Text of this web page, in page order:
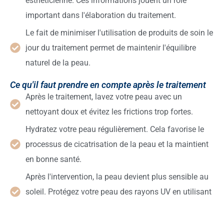
important dans l'élaboration du traitement.
Le fait de minimiser l'utilisation de produits de soin le
jour du traitement permet de maintenir l'équilibre
naturel de la peau.
Ce qu'il faut prendre en compte après le traitement
Après le traitement, lavez votre peau avec un
nettoyant doux et évitez les frictions trop fortes.
Hydratez votre peau régulièrement. Cela favorise le
processus de cicatrisation de la peau et la maintient
en bonne santé.
Après l'intervention, la peau devient plus sensible au
soleil. Protégez votre peau des rayons UV en utilisant